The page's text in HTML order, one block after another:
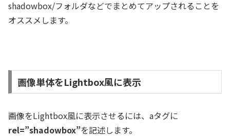
shadowbox/フォルダなどでまとめてアップされることを
オススメします。
画像単体をLightbox風に表示
画像をLightbox風に表示させるには、aタグに
rel=”shadowbox”を記述します。